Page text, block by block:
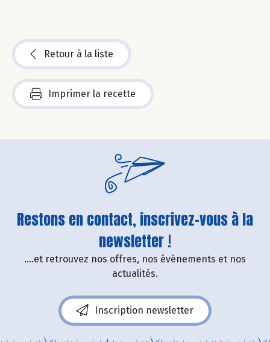
Retour à la liste
Imprimer la recette
Restons en contact, inscrivez-vous à la
newsletter !
....et retrouvez nos offres, nos événements et nos
actualités.
Inscription newsletter